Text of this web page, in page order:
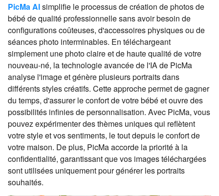
PicMa AIsimplifie le processus de création de photos de
bébé de qualité professionnelle sans avoir besoin de
configurations coûteuses, d'accessoires physiques ou de
séances photo interminables. En téléchargeant
simplement une photo claire et de haute qualité de votre
nouveau-né, la technologie avancée de l'IA de PicMa
analyse l'image et génère plusieurs portraits dans
différents styles créatifs. Cette approche permet de gagner
du temps, d'assurer le confort de votre bébé et ouvre des
possibilités infinies de personnalisation. Avec PicMa, vous
pouvez expérimenter des thèmes uniques qui reflètent
votre style et vos sentiments, le tout depuis le confort de
votre maison. De plus, PicMa accorde la priorité à la
confidentialité, garantissant que vos images téléchargées
sont utilisées uniquement pour générer les portraits
souhaités.